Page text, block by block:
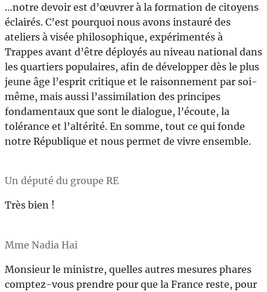
…notre devoir est d’œuvrer à la formation de citoyens
éclairés. C’est pourquoi nous avons instauré des
ateliers à visée philosophique, expérimentés à
Trappes avant d’être déployés au niveau national dans
les quartiers populaires, afin de développer dès le plus
jeune âge l’esprit critique et le raisonnement par soi-
même, mais aussi l’assimilation des principes
fondamentaux que sont le dialogue, l’écoute, la
tolérance et l’altérité. En somme, tout ce qui fonde
notre République et nous permet de vivre ensemble.
Un député du groupe RE
Très bien !
Mme Nadia Hai
Monsieur le ministre, quelles autres mesures phares
comptez-vous prendre pour que la France reste, pour